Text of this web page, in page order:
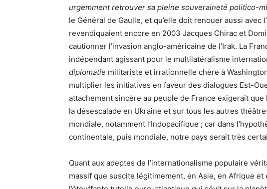
urgemment retrouver sa pleine souveraineté politico-
le Général de Gaulle, et qu’elle doit renouer aussi avec
revendiquaient encore en 2003 Jacques Chirac et
cautionner l’invasion anglo-américaine de l’Irak. La
indépendant agissant pour le multilatéralisme
diplomatie militariste et irrationnelle chère à
multiplier les initiatives en faveur des dialogues Est-
attachement sincère au peuple de France exigerait
la désescalade en Ukraine et sur tous les autres
mondiale, notamment l’Indopacifique ; car dans
continentale, puis mondiale, notre pays serait très
Quant aux adeptes de l’internationalisme populaire
massif que suscite légitimement, en Asie, en Afrique